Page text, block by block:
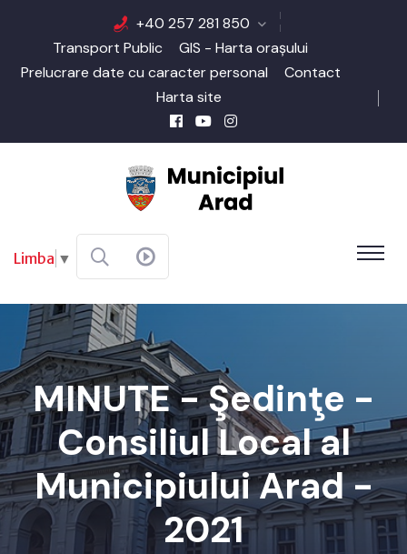
+40 257 281 850
Transport Public
GIS - Harta orașului
Prelucrare date cu caracter personal
Contact
Harta site
Limba ▼
MINUTE - Şedinţe -
Consiliul Local al
Municipiului Arad -
2021